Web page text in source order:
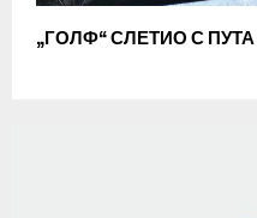
„ГОЛФ“ СЛЕТИО С ПУТА